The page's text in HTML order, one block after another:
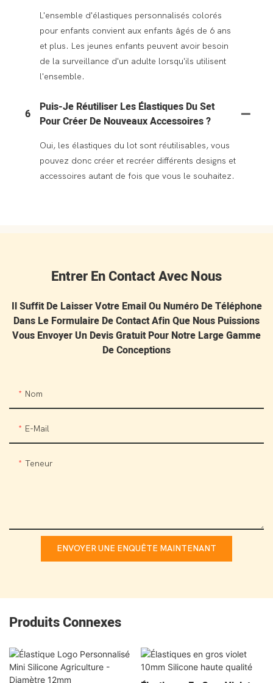
L'ensemble d'élastiques personnalisés colorés
pour enfants convient aux enfants âgés de 6 ans
et plus. Les jeunes enfants peuvent avoir besoin
de la surveillance d'un adulte lorsqu'ils utilisent
l'ensemble.
6
Puis-Je Réutiliser Les Élastiques Du Set
Pour Créer De Nouveaux Accessoires ?
Oui, les élastiques du lot sont réutilisables, vous
pouvez donc créer et recréer différents designs et
accessoires autant de fois que vous le souhaitez.
Entrer En Contact Avec Nous
Il Suffit De Laisser Votre Email Ou Numéro De Téléphone
Dans Le Formulaire De Contact Afin Que Nous Puissions
Vous Envoyer Un Devis Gratuit Pour Notre Large Gamme
De Conceptions
Nom
E-Mail
Teneur
ENVOYER UNE ENQUÊTE MAINTENANT
Produits Connexes